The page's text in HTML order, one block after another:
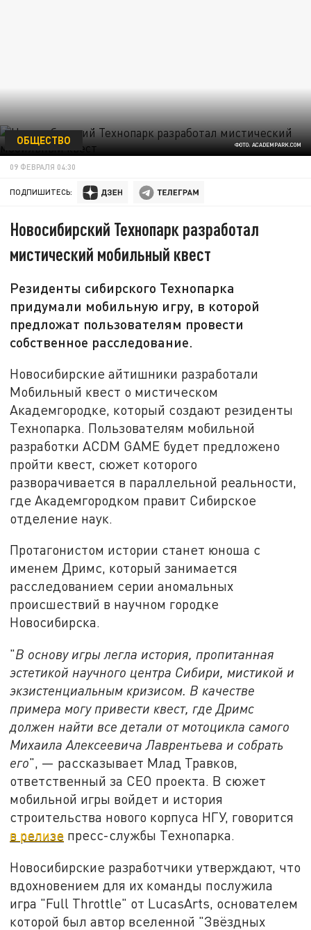
ФОТО: ACADEMPARK.COM
ОБЩЕСТВО
09 ФЕВРАЛЯ 04:30
ПОДПИШИТЕСЬ:
Новосибирский Технопарк разработал
мистический мобильный квест
Резиденты сибирского Технопарка
придумали мобильную игру, в которой
предложат пользователям провести
собственное расследование.
Новосибирские айтишники разработали
Мобильный квест о мистическом
Академгородке, который создают резиденты
Технопарка. Пользователям мобильной
разработки ACDM GAME будет предложено
пройти квест, сюжет которого
разворачивается в параллельной реальности,
где Академгородком правит Сибирское
отделение наук.
Протагонистом истории станет юноша с
именем Дримс, который занимается
расследованием серии аномальных
происшествий в научном городке
Новосибирска.
"В основу игры легла история, пропитанная
эстетикой научного центра Сибири, мистикой и
экзистенциальным кризисом. В качестве
примера могу привести квест, где Дримс
должен найти все детали от мотоцикла самого
Михаила Алексеевича Лаврентьева и собрать
его", — рассказывает Млад Травков,
ответственный за CEO проекта. В сюжет
мобильной игры войдет и история
строительства нового корпуса НГУ, говорится
в релизе пресс-службы Технопарка.
Новосибирские разработчики утверждают, что
вдохновением для их команды послужила
игра "Full Throttle" от LucasArts, основателем
которой был автор вселенной "Звёздных